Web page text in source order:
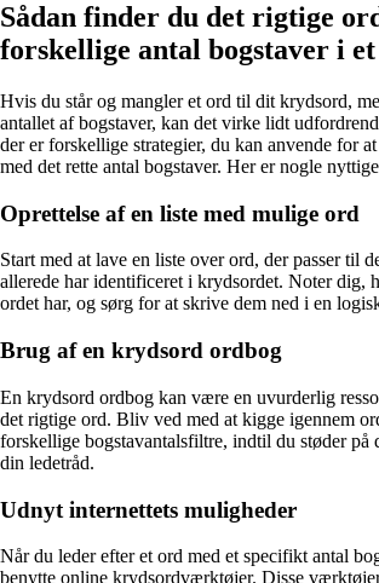
Sådan finder du det rigtige
forskellige antal bogstaver i
Hvis du står og mangler et ord til dit krydsord,
antallet af bogstaver, kan det virke lidt
der er forskellige strategier, du kan anvende for
med det rette antal bogstaver. Her er nogle
Oprettelse af en liste med mulige ord
Start med at lave en liste over ord, der passer til
allerede har identificeret i krydsordet. Noter dig,
ordet har, og sørg for at skrive dem ned i en
Brug af en krydsord ordbog
En krydsord ordbog kan være en uvurderlig
det rigtige ord. Bliv ved med at kigge igennem
forskellige bogstavantalsfiltre, indtil du støder på
din ledetråd.
Udnyt internettets muligheder
Når du leder efter et ord med et specifikt antal
benytte online krydsordværktøjer. Disse